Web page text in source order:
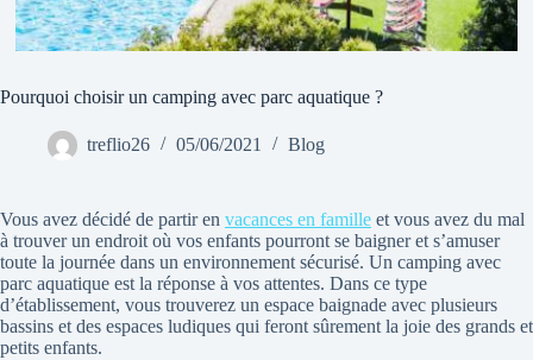
Pourquoi choisir un camping avec parc aquatique ?
treflio26 05/06/2021 Blog
Vous avez décidé de partir en vacances en famille et vous avez du mal
à trouver un endroit où vos enfants pourront se baigner et s’amuser
toute la journée dans un environnement sécurisé. Un camping avec
parc aquatique est la réponse à vos attentes. Dans ce type
d’établissement, vous trouverez un espace baignade avec plusieurs
bassins et des espaces ludiques qui feront sûrement la joie des grands et
petits enfants.